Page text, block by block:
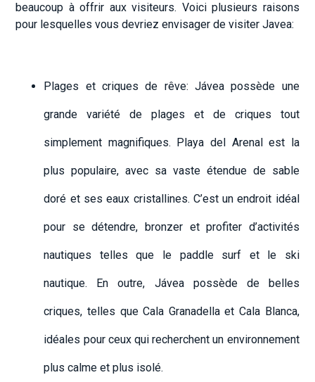
beaucoup à offrir aux visiteurs. Voici plusieurs raisons
pour lesquelles vous devriez envisager de visiter Javea:
Plages et criques de rêve: Jávea possède une
grande variété de plages et de criques tout
simplement magnifiques. Playa del Arenal est la
plus populaire, avec sa vaste étendue de sable
doré et ses eaux cristallines. C’est un endroit idéal
pour se détendre, bronzer et profiter d’activités
nautiques telles que le paddle surf et le ski
nautique. En outre, Jávea possède de belles
criques, telles que Cala Granadella et Cala Blanca,
idéales pour ceux qui recherchent un environnement
plus calme et plus isolé.